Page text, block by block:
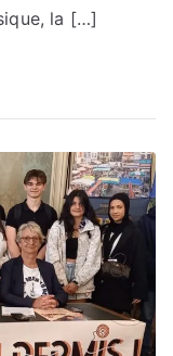
la […]